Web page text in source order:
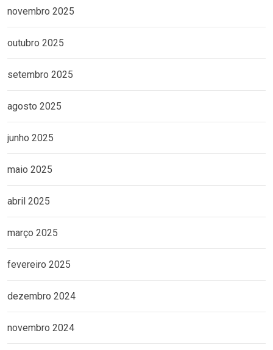
novembro 2025
outubro 2025
setembro 2025
agosto 2025
junho 2025
maio 2025
abril 2025
março 2025
fevereiro 2025
dezembro 2024
novembro 2024